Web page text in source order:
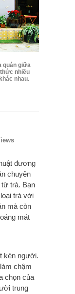
quán giữa
nhiều
nhau.
đương
chuyên
trà. Bạn
trà với
mà còn
mát
kén người.
chậm
chọn của
trung